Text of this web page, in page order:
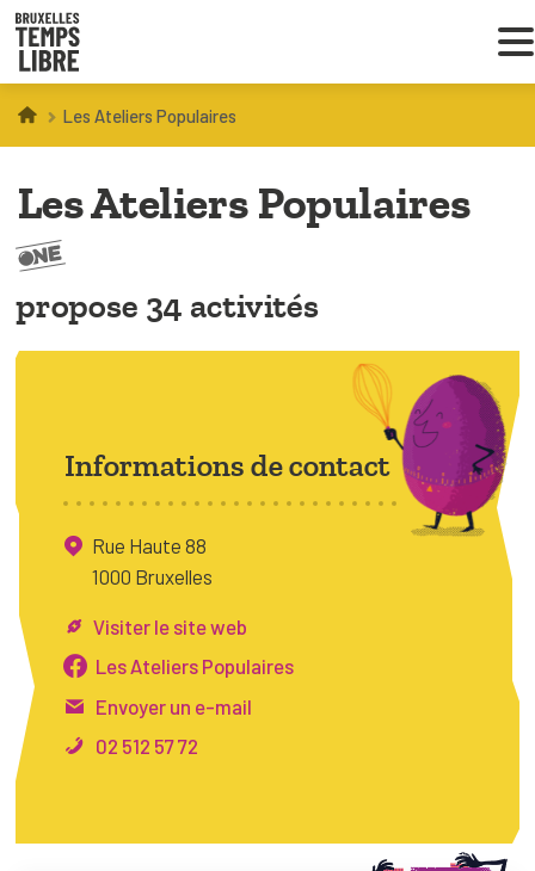
Infos parents
Droit au loisir
VOUS CHERCHEZ DES ACTIVITÉS
FAQ
Les Ateliers Populaires
Les Ateliers Populaires
propose 34 activités
Informations de contact
Rue Haute 88
1000 Bruxelles
Visiter le site web
Les Ateliers Populaires
Envoyer un e-mail
02 512 57 72